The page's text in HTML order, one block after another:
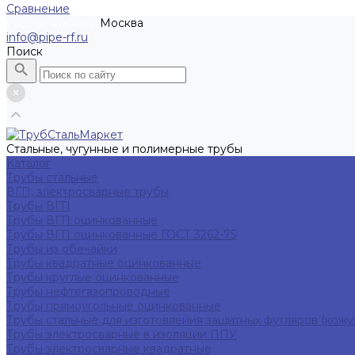
Сравнение
Москва
info@pipe-rf.ru
Поиск
Стальные, чугунные и полимерные трубы
Каталог
Трубы стальные
ВГП, электросварные трубы
Трубы ВГП
Трубы ВГП оцинкованные
Трубы ВГП оцинкованные ГОСТ 3262-75
Трубы из обечайки
Трубы квадратные оцинкованные
Трубы круглые оцинкованные
Трубы нефтегазопроводные
Трубы прямоугольные оцинкованные
Трубы стальные для изготовления защитных футляров
Трубы электросварные в изоляции ППУ
Трубы электросварные квадратные